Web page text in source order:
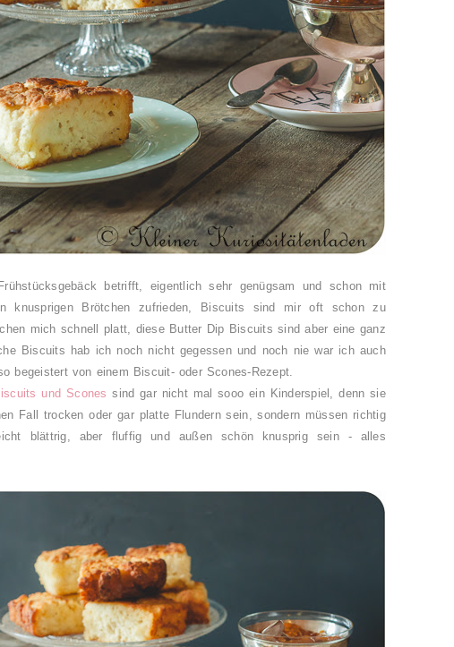
betrifft, eigentlich sehr genügsam und schon mit
knusprigen Brötchen zufrieden, Biscuits sind mir oft schon zu
mich schnell platt, diese Butter Dip Biscuits sind aber eine ganz
Biscuits hab ich noch nicht gegessen und noch nie war ich auch
begeistert von einem Biscuit- oder Scones-Rezept.
und Scones sind gar nicht mal sooo ein Kinderspiel, denn sie
Fall trocken oder gar platte Flundern sein, sondern müssen richtig
blättrig, aber fluffig und außen schön knusprig sein - alles